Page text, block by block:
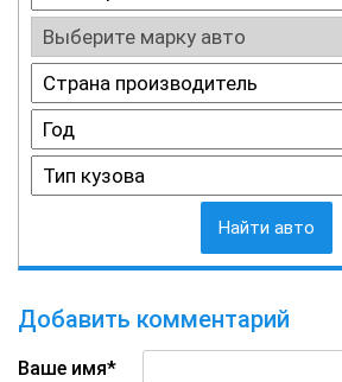
Найти авто
Добавить комментарий
Ваше имя*